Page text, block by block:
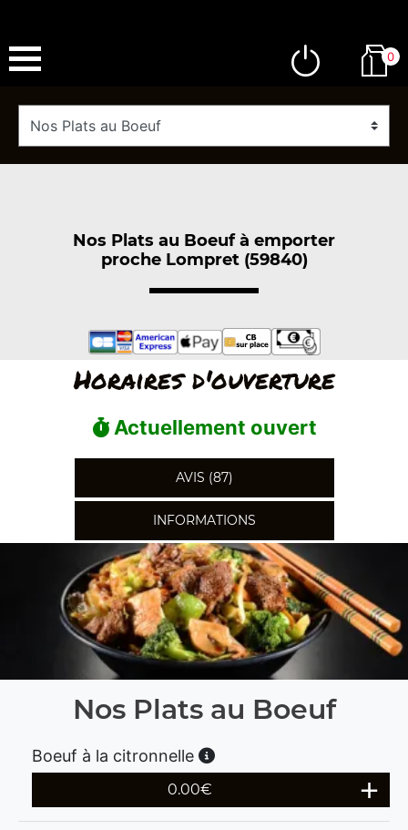
0
Nos Plats au Boeuf à emporter
proche Lompret (59840)
Horaires d'ouverture
Actuellement ouvert
AVIS (87)
INFORMATIONS
Nos Plats au Boeuf
Boeuf à la citronnelle
0.00€